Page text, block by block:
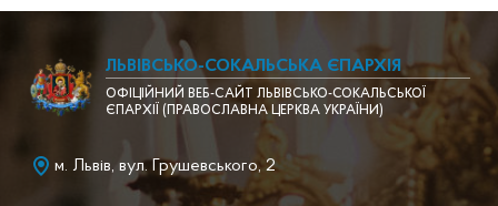
ЛЬВІВСЬКО-СОКАЛЬСЬКА ЄПАРХІЯ
ОФІЦІЙНИЙ ВЕБ-САЙТ ЛЬВІВСЬКО-СОКАЛЬСЬКОЇ
ЄПАРХІЇ (ПРАВОСЛАВНА ЦЕРКВА УКРАЇНИ)
м. Львів, вул. Грушевського, 2